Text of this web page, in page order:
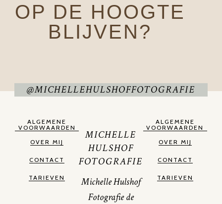
OP DE HOOGTE
BLIJVEN?
@MICHELLEHULSHOFFOTOGRAFIE
ALGEMENE
VOORWAARDEN
OVER MIJ
CONTACT
TARIEVEN
MICHELLE
HULSHOF
FOTOGRAFIE
Michelle Hulshof
Fotografie de
ALGEMENE
VOORWAARDEN
OVER MIJ
CONTACT
TARIEVEN